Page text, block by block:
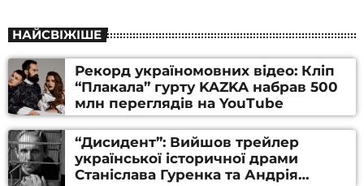
НАЙСВІЖІШЕ
Рекорд україномовних відео: Кліп
“Плакала” гурту KAZKA набрав 500
млн переглядів на YouTube
“Дисидент”: Вийшов трейлер
української історичної драми
Станіслава Гуренка та Андрія